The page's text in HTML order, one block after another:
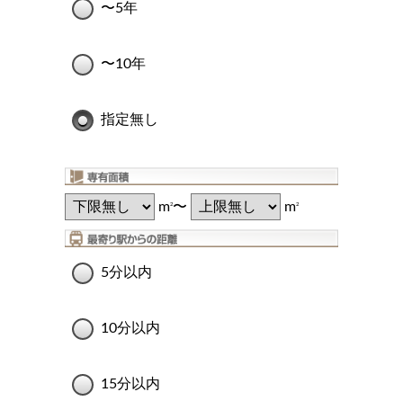
〜5年
〜10年
指定無し
m2〜 m2
5分以内
10分以内
15分以内